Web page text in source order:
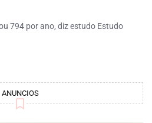
794 por ano, diz estudo Estudo
ANUNCIOS